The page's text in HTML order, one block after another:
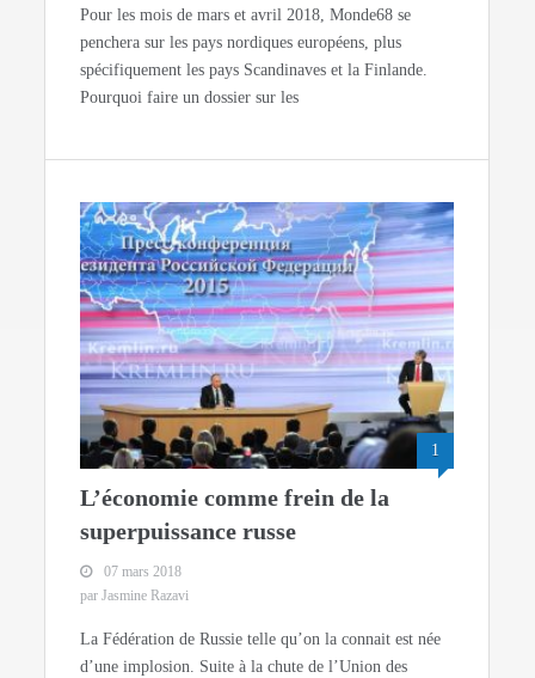
Pour les mois de mars et avril 2018, Monde68 se
penchera sur les pays nordiques européens, plus
spécifiquement les pays Scandinaves et la Finlande.
Pourquoi faire un dossier sur les
1
L’économie comme frein de la
superpuissance russe
07 mars 2018
par Jasmine Razavi
La Fédération de Russie telle qu’on la connait est née
d’une implosion. Suite à la chute de l’Union des